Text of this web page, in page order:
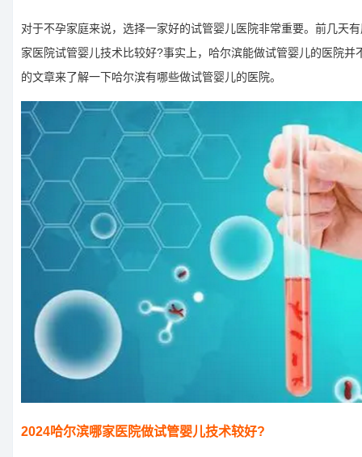
对于不孕家庭来说，选择一家好的试管婴儿医院非常重要。前几天
家医院试管婴儿技术比较好?事实上，哈尔滨能做试管婴儿的医院并
的文章来了解一下哈尔滨有哪些做试管婴儿的医院。
2024哈尔滨哪家医院做试管婴儿技术较好?